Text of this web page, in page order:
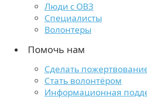
Люди с ОВЗ
Специалисты
Волонтеры
Помочь нам
Сделать
Стать волонтёром
Информационная